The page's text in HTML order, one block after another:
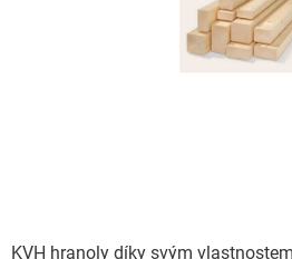
KVH hranoly díky svým